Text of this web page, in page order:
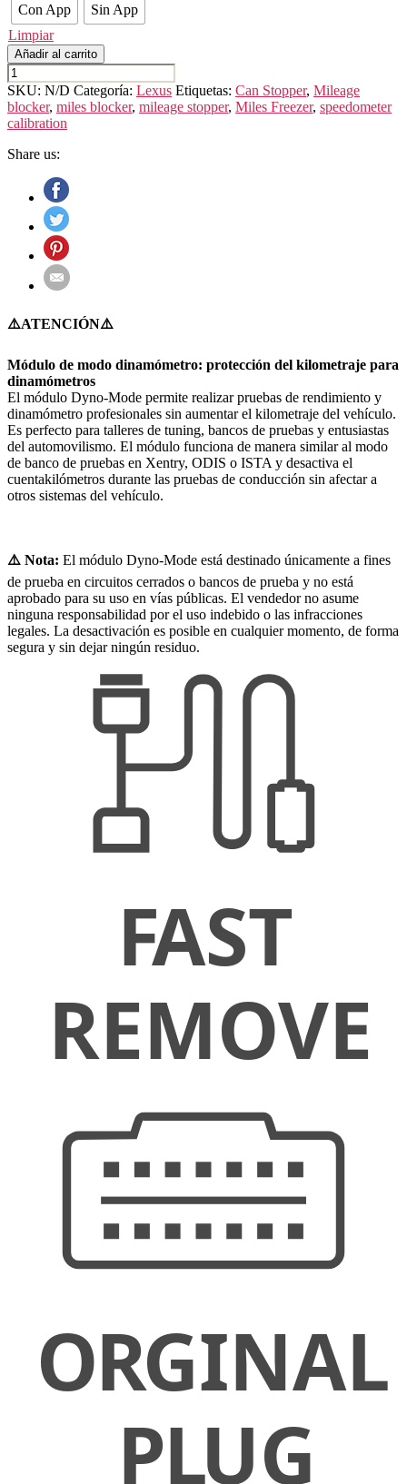
Con App
Sin App
Limpiar
Añadir al carrito
LEXUS
CT
cantidad
SKU: N/D Categoría: Lexus Etiquetas: Can Stopper, Mileage
blocker, miles blocker, mileage stopper, Miles Freezer, speedometer
calibration
Share us:
⚠️ATENCIÓN⚠️
Módulo de modo dinamómetro: protección del kilometraje para
dinamómetros
El módulo Dyno-Mode permite realizar pruebas de rendimiento y
dinamómetro profesionales sin aumentar el kilometraje del vehículo.
Es perfecto para talleres de tuning, bancos de pruebas y entusiastas
del automovilismo. El módulo funciona de manera similar al modo
de banco de pruebas en Xentry, ODIS o ISTA y desactiva el
cuentakilómetros durante las pruebas de conducción sin afectar a
otros sistemas del vehículo.
⚠️ Nota: El módulo Dyno-Mode está destinado únicamente a fines
de prueba en circuitos cerrados o bancos de prueba y no está
aprobado para su uso en vías públicas. El vendedor no asume
ninguna responsabilidad por el uso indebido o las infracciones
legales. La desactivación es posible en cualquier momento, de forma
segura y sin dejar ningún residuo.